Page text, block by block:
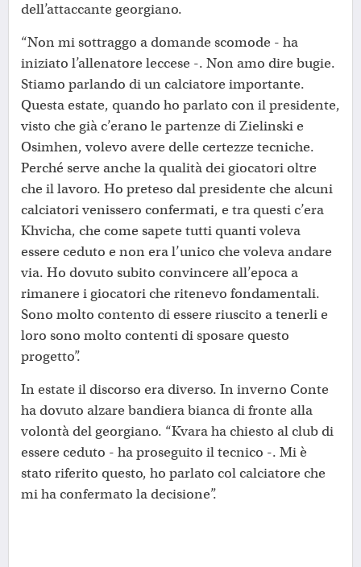
dell’attaccante georgiano.
“Non mi sottraggo a domande scomode - ha
iniziato l’allenatore leccese -. Non amo dire bugie.
Stiamo parlando di un calciatore importante.
Questa estate, quando ho parlato con il presidente,
visto che già c’erano le partenze di Zielinski e
Osimhen, volevo avere delle certezze tecniche.
Perché serve anche la qualità dei giocatori oltre
che il lavoro. Ho preteso dal presidente che alcuni
calciatori venissero confermati, e tra questi c’era
Khvicha, che come sapete tutti quanti voleva
essere ceduto e non era l’unico che voleva andare
via. Ho dovuto subito convincere all’epoca a
rimanere i giocatori che ritenevo fondamentali.
Sono molto contento di essere riuscito a tenerli e
loro sono molto contenti di sposare questo
progetto”.
In estate il discorso era diverso. In inverno Conte
ha dovuto alzare bandiera bianca di fronte alla
volontà del georgiano. “Kvara ha chiesto al club di
essere ceduto - ha proseguito il tecnico -. Mi è
stato riferito questo, ho parlato col calciatore che
mi ha confermato la decisione”.